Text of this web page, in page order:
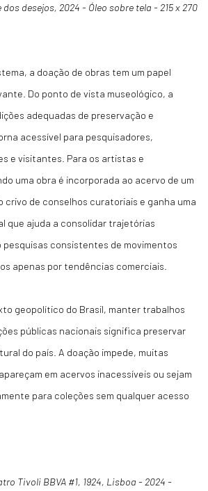
desejos, 2024 - Óleo sobre tela - 215 x 270
a doação de obras tem um papel
Do ponto de vista museológico, a
adequadas de preservação e
acessível para pesquisadores,
e visitantes. Para os artistas e
uma obra é incorporada ao acervo de um
crivo de conselhos curatoriais e ganha uma
que ajuda a consolidar trajetórias
consistentes de movimentos
apenas por tendências comerciais.
geopolítico do Brasil, manter trabalhos
públicas nacionais significa preservar
do país. A doação impede, muitas
em acervos inacessíveis ou sejam
para coleções sem qualquer acesso
Tivoli BBVA #1, 1924, Lisboa - 2024 -